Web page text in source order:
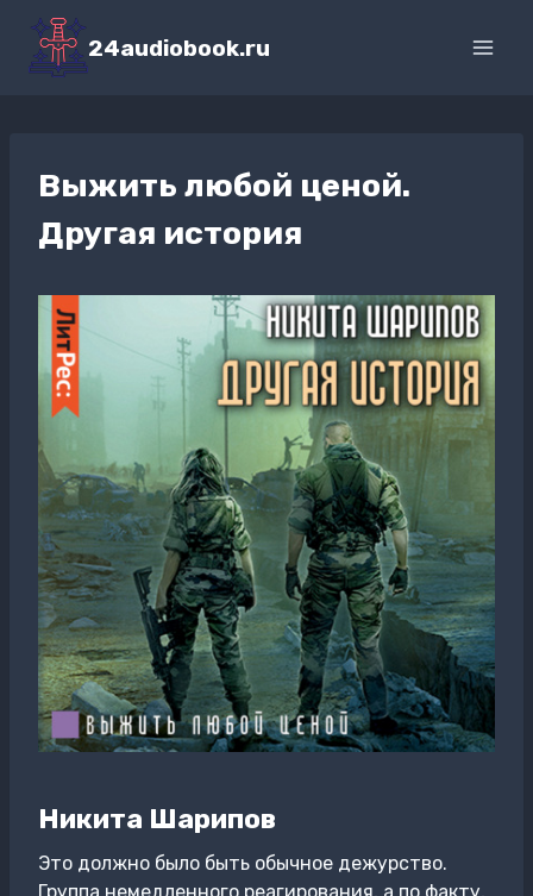
Перейти
содержимому
24audiobook.ru
Выжить любой ценой.
Другая история
Никита Шарипов
Это должно было быть обычное дежурство.